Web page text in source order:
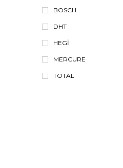
Testereler
Lazer Hizalama
Led Fener Ve Lambalar
BOSCH
DHT
HEGİ
MERCURE
TOTAL